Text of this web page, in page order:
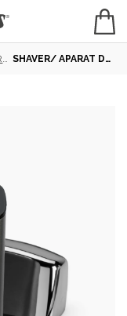
APARATE DE RAS/ SHAVER SHAVER/ APARAT DE RAS METALIC SUPER-X CU FOLIE SIMPLĂ (NEGRU)